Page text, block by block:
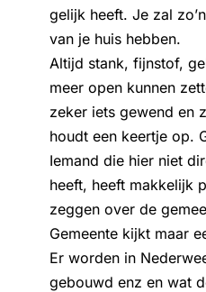
gelijk heeft. Je zal
van je huis hebben.
Altijd stank, fijnstof,
meer open kunnen
zeker iets gewend en
houdt een keertje op.
Iemand die hier niet
heeft, heeft makkelijk
zeggen over de
Gemeente kijkt maar
Er worden in
gebouwd enz en wat